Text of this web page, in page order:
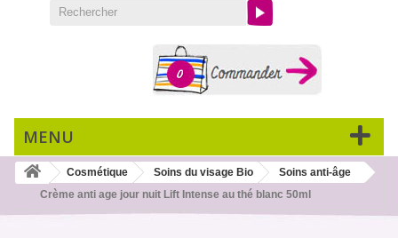
0
MENU
Cosmétique Soins du visage Bio
Soins anti-âge
Crème anti age jour nuit Lift Intense au thé blanc 50ml